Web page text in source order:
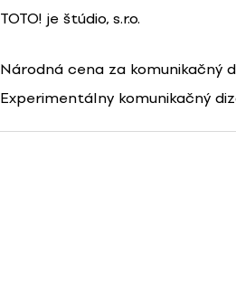
TOTO! je štúdio, s.r.o.
Národná cena za komunikačný
Experimentálny komunikačný